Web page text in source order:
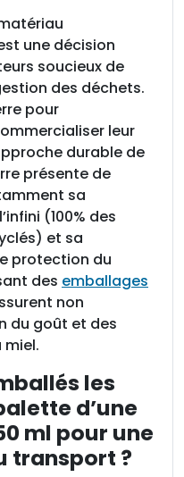
une décision
soucieux de
des déchets.
pour
leur
durable de
présente de
sa
(100% des
et sa
protection du
des emballages
non
du goût et des
les
d’une
ml pour une
transport ?